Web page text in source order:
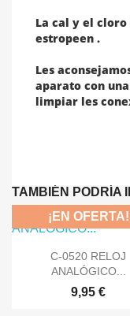
La cal y el cloro
estropeen .
Les
aparato con
limpiar les
TAMBIÉN PODRÍA
Vista rápida
C-0520 RELOJ
ANALÓGICO...
9,95 €
¡EN OFERTA!